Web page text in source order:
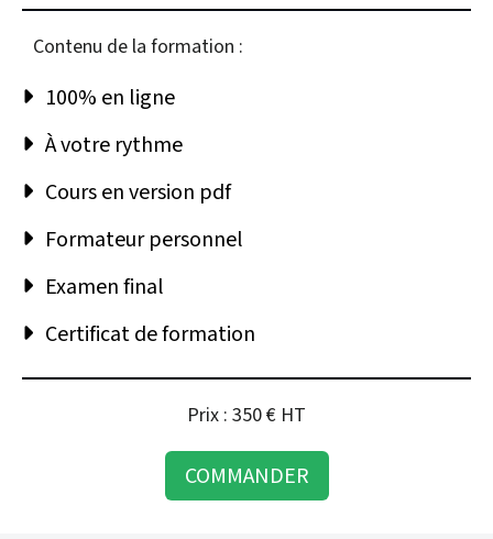
Contenu de la formation :
100% en ligne
À votre rythme
Cours en version pdf
Formateur personnel
Examen final
Certificat de formation
Prix : 350€ HT
COMMANDER